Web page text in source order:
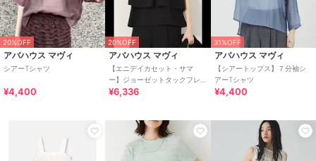
20%OFF
アバハウス マヴィ
シアーTシャツ
¥4,400
20%OFF
アバハウス マヴィ
【エニデイカセット・サマ
ー】ジョーゼットタックフレ
アーブラウス
¥6,336
31%OFF
アバハウス マヴィ
【シアートップス】７分袖シ
アーTシャツ
¥4,400